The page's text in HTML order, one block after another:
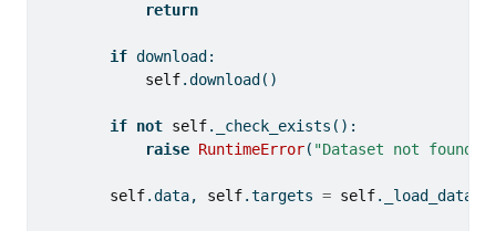
return
if download:
self.download()
if not self._check_exists():
raise RuntimeError( "Dataset not found.
self.data, self.targets = self._load_data()